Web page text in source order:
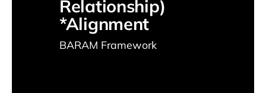
Relationship)
*Alignment
BARAM Framework